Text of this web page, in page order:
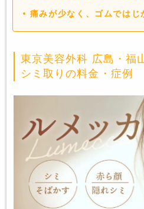
痛みが少なく、ゴムではじ
東京美容外科 広島・福
シミ取りの料金・症例